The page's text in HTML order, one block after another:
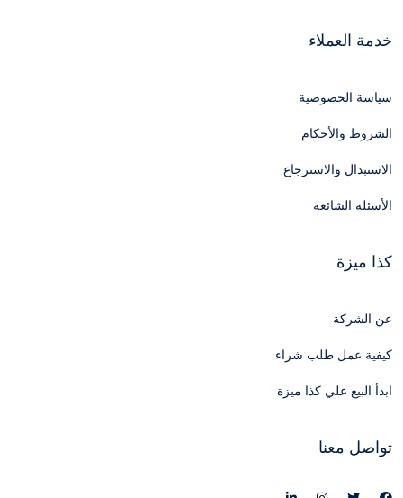
خدمة العملاء
سياسة الخصوصية
الشروط والأحكام
الاستبدال والاسترجاع
الأسئلة الشائعة
كذا ميزة
عن الشركة
كيفية عمل طلب شراء
ابدأ البيع علي كذا ميزة
تواصل معنا